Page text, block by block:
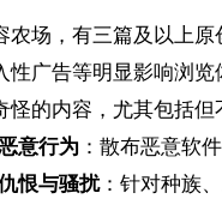
农场，有三篇及以上原
性广告等明显影响浏览
怪的内容，尤其包括但
意行为：散布恶意软
恨与骚扰：针对种族